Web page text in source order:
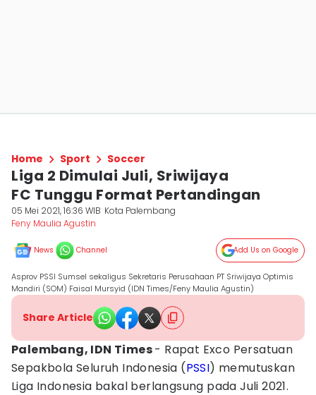
Home Sport Soccer
Liga 2 Dimulai Juli, Sriwijaya
FC Tunggu Format Pertandingan
05 Mei 2021, 16:36 WIB Kota Palembang
Feny Maulia Agustin
News Channel Add Us on Google
Asprov PSSI Sumsel sekaligus Sekretaris Perusahaan PT Sriwijaya Optimis
Mandiri (SOM) Faisal Mursyid (IDN Times/Feny Maulia Agustin)
Share Article
Palembang, IDN Times- Rapat Exco Persatuan
Sepakbola Seluruh Indonesia (PSSI) memutuskan
Liga Indonesia bakal berlangsung pada Juli 2021.